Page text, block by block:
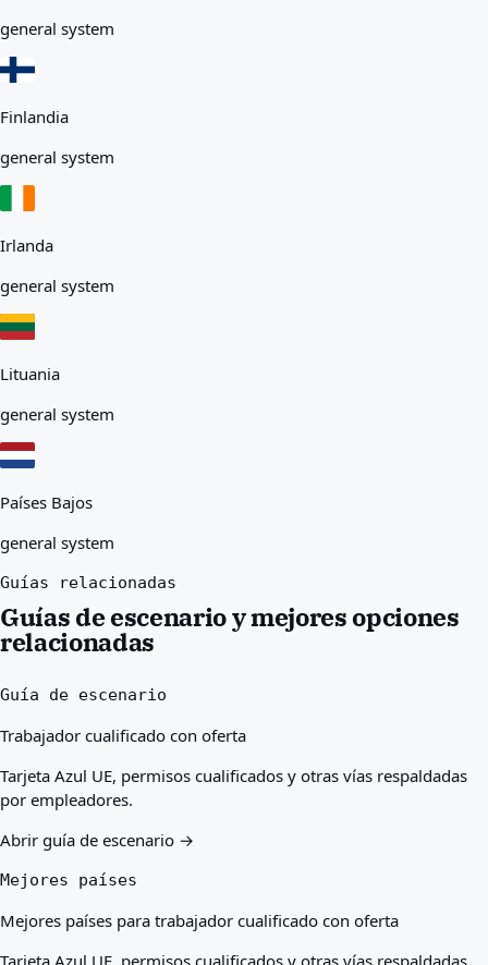
general system
Finlandia
general system
Irlanda
general system
Lituania
general system
Países Bajos
general system
Guías relacionadas
Guías de escenario y mejores opciones
relacionadas
Guía de escenario
Trabajador cualificado con oferta
Tarjeta Azul UE, permisos cualificados y otras vías respaldadas
por empleadores.
Abrir guía de escenario →
Mejores países
Mejores países para trabajador cualificado con oferta